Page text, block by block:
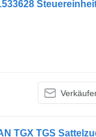
TGX TGS